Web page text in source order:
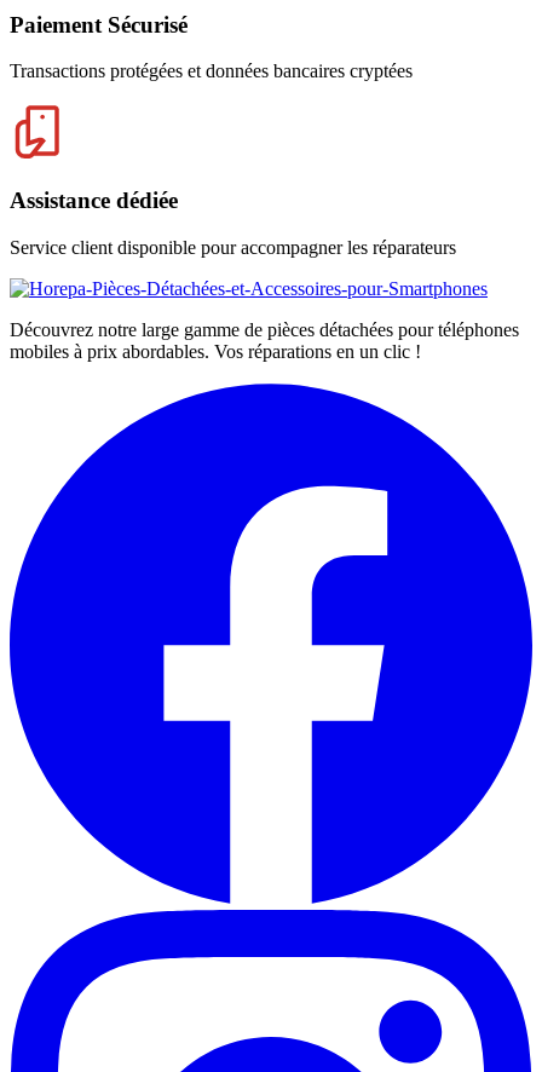
Paiement Sécurisé
Transactions protégées et données bancaires cryptées
Assistance dédiée
Service client disponible pour accompagner les réparateurs
Découvrez notre large gamme de pièces détachées pour téléphones
mobiles à prix abordables. Vos réparations en un clic !